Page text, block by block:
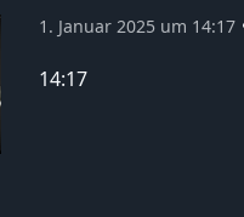
1. Januar 2025 um 14:17
14:17